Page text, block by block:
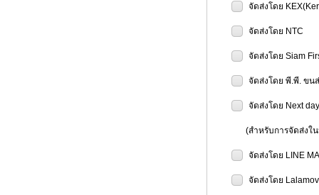
จัดส่งโดย
จัดส่งโดย NTC
จัดส่งโดย Siam
จัดส่งโดย พี.พี. ขน
จัดส่งโดย Next
(สำหรับการจัดส่งใน
จัดส่งโดย LINE
จัดส่งโดย